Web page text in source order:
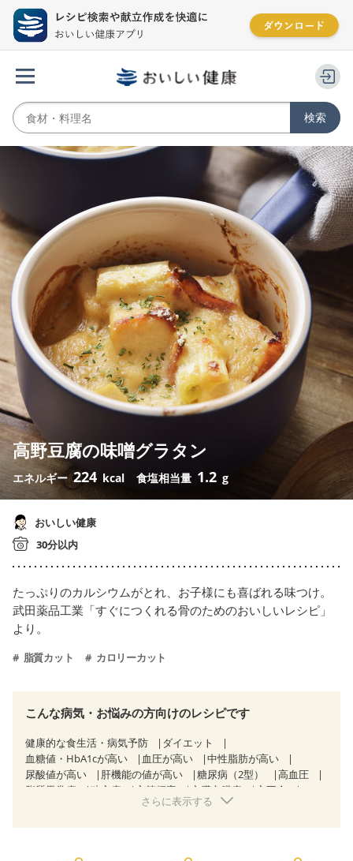
高野豆腐の味噌グラタン
エネルギー 224 kcal 食塩相当量 1.2 g
おいしい健康
30分以内
たっぷりのカルシウムがとれ、お子様にも喜ばれる味つけ。
武田薬品工業「すぐにつくれる骨のためのおいしいレシピ」
より。
脂質カット カロリーカット
こんな病気・お悩みの方向けのレシピです
健康的な食生活・病気予防
ダイエット
血糖値・HbA1cが高い
血圧が高い
中性脂肪が高い
尿酸値が高い
肝機能の値が高い 糖尿病（2型）
高血圧
脂質異常症
狭心症 心筋梗塞 心臓弁膜症
心不全
慢性膵炎（移行期・寛解期）
さらに表示する